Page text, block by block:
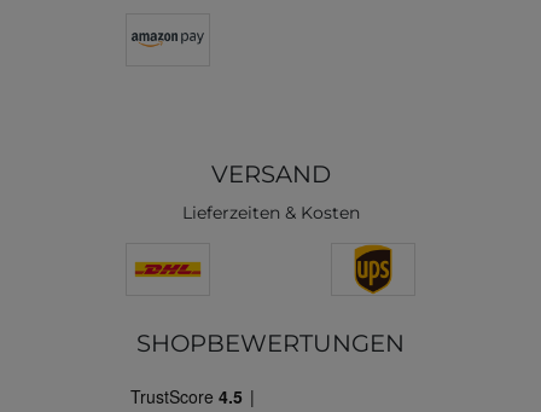
VERSAND
Lieferzeiten & Kosten
SHOPBEWERTUNGEN